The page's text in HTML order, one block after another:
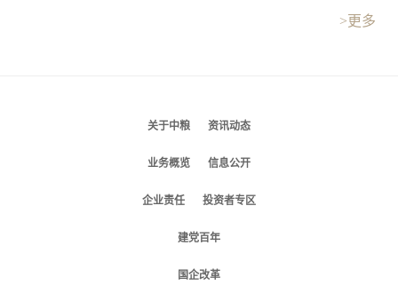
>更多
关于中粮 资讯动态
业务概览 信息公开
企业责任 投资者专区
建党百年
国企改革